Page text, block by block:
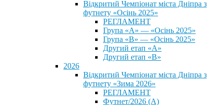
Відкритий Чемпіонат міста Дніпра з
футнету «Осінь 2025»
РЕГЛАМЕНТ
Група «А» — «Осінь 2025»
Група «В» — «Осінь 2025»
Другий етап «А»
Другий етап «В»
2026
Відкритий Чемпіонат міста Дніпра з
футнету «Зима 2026»
РЕГЛАМЕНТ
Футнет/2026 (А)